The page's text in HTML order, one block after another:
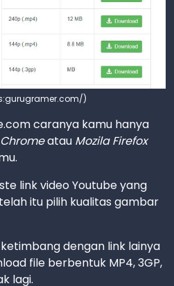
)
caranya kamu hanya
atau Mozila Firefox
link video Youtube yang
itu pilih kualitas gambar
dengan link lainya
file berbentuk MP4, 3GP,
lagi.